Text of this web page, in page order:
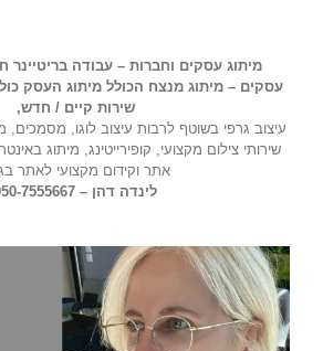
מיתוג עסקים וחברות – עבודה בריטיינר
עסקים – מיתוג מנצח הכולל מיתוג העסק
שירות קיים / חדש,
עיצוב גרפי בשוטף לרבות עיצוב לוגו, מסמכים,
שירותי צילום מקצועי, קופירייטינג, מיתוג
אתר וקידום מקצועי לאתר
לינדה דהן – 050-7555667